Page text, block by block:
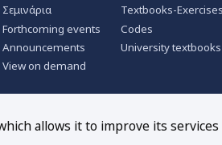
Σεμινάρια
Forthcoming events
Announcements
View on demand
Textbooks-Exercises
Codes
University textbooks
allows it to improve its